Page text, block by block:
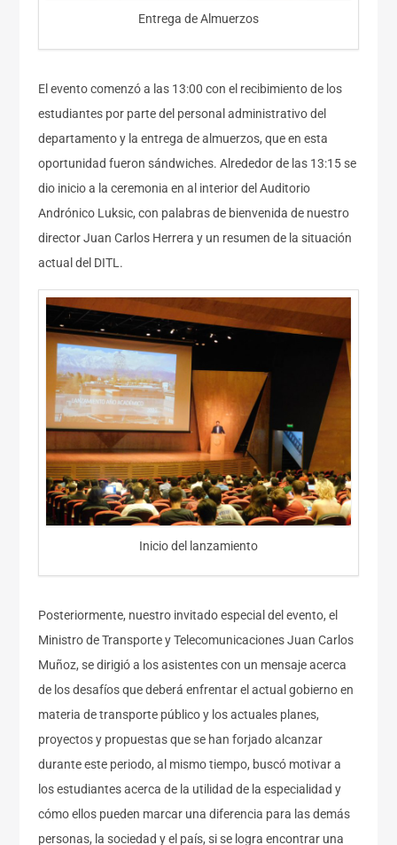
Entrega de Almuerzos
El evento comenzó a las 13:00 con el recibimiento de los
estudiantes por parte del personal administrativo del
departamento y la entrega de almuerzos, que en esta
oportunidad fueron sándwiches. Alrededor de las 13:15 se
dio inicio a la ceremonia en al interior del Auditorio
Andrónico Luksic, con palabras de bienvenida de nuestro
director Juan Carlos Herrera y un resumen de la situación
actual del DITL.
Inicio del lanzamiento
Posteriormente, nuestro invitado especial del evento, el
Ministro de Transporte y Telecomunicaciones Juan Carlos
Muñoz, se dirigió a los asistentes con un mensaje acerca
de los desafíos que deberá enfrentar el actual gobierno en
materia de transporte público y los actuales planes,
proyectos y propuestas que se han forjado alcanzar
durante este periodo, al mismo tiempo, buscó motivar a
los estudiantes acerca de la utilidad de la especialidad y
cómo ellos pueden marcar una diferencia para las demás
personas, la sociedad y el país, si se logra encontrar una